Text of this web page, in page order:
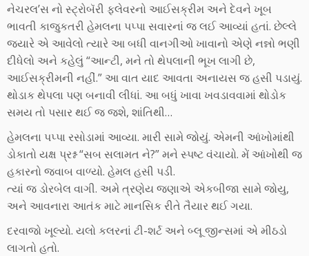
નેચરલ’સ નો સ્ટ્રોબૅરી ફ્લેવરનો આઈસક્રીમ અને દેવને ખૂબ
ભાવતી કાજુકતરી હેમલના પપ્પા સવારનાં જ લઈ આવ્યાં હતાં. છેલ્લે
જ્યારે એ આવેલો ત્યારે આ બધી વાનગીઓ ખાવાનો એણે નન્નો ભણી
દીધેલો અને કહેલું “આન્ટી, મને તો થેપલાની ભૂખ લાગી છે,
આઈસક્રીમની નહીં.” આ વાત યાદ આવતા અનાયસ જ હસી પડાયું.
થોડાક થેપલા પણ બનાવી લીધાં. આ બધું ખાવા ખવડાવવામાં થોડોક
સમય તો પસાર થઈ જ જશે, શાંતિથી…
હેમલના પપ્પા રસોડામાં આવ્યા. મારી સામે જોયું. એમની આંખોમાંથી
ડોકાતો યક્ષ પ્રશ્ન “સબ સલામત ને?” મને સ્પષ્ટ વંચાયો. મેં આંખોથી જ
હકારનો જવાબ વાળ્યો. હેમલ હસી પડી.
ત્યાં જ ડોરબેલ વાગી. અમે ત્રણેય જણાએ એકબીજા સામે જોયુ,
અને આવનારા આતંક માટે માનસિક રીતે તૈયાર થઈ ગયા.
દરવાજો ખૂલ્યો. યલો કલરનાં ટી-શર્ટ અને બ્લૂ જીન્સમાં એ મીઠડો
લાગતો હતો.